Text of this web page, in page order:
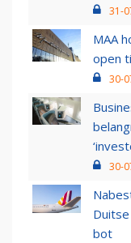
31-
MAA
open
30-
30-
bot